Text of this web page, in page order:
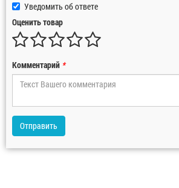
Уведомить об ответе
Оценить товар
Комментарий *
Отправить